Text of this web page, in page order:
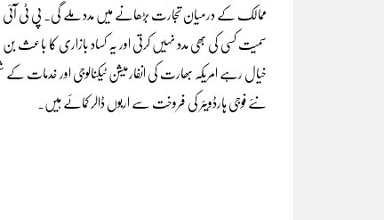
ممالک کے درمیان تجارت بڑھانے میں مدد ملے گی۔ پی ٹی
سمیت کسی کی بھی مدد نہیں کرتی اور یہ کساد بازاری کا
خیال رہے امریکہ بھارت کی انفارمیشن ٹیکنالوجی اور
نئے فوجی ہارڈویئر کی فروخت سے اربوں ڈالر کمائے ہیں۔